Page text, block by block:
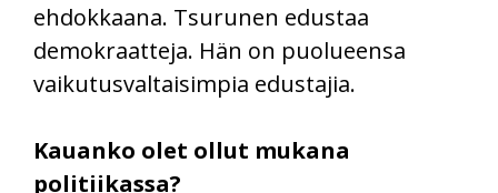
ehdokkaana. Tsurunen edustaa
demokraatteja. Hän on puolueensa
vaikutusvaltaisimpia edustajia.
Kauanko olet ollut mukana
politiikassa?